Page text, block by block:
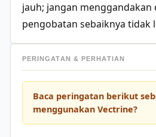
jauh; jangan menggandakan
pengobatan sebaiknya tidak
PERINGATAN & PERHATIAN
Baca peringatan berikut
menggunakan Vectrine?